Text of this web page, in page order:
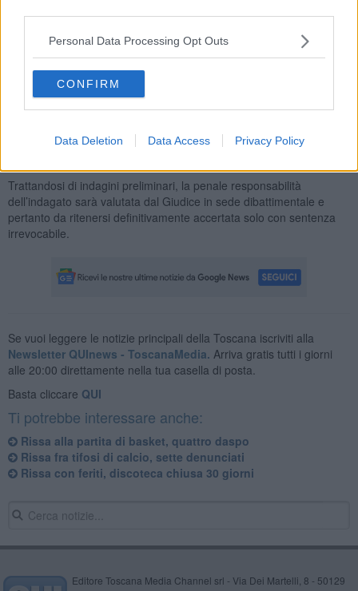
Personal Data Processing Opt Outs
CONFIRM
Data Deletion Data Access Privacy Policy
ma che in realtà dalle offese si è poi passati ad un’aggressione
reciproca vera e propria.
Le indagini condotte dalla Stazione Carabinieri di Montenero hanno
fatto emergere il coinvolgimento attivo di tre persone che, nel
partecipare pubblicamente all violenta contesa, avrebbero messo in
dei figli minori, e sono stati quindi denunciati in stato di libertà per il
Trattandosi di indagini preliminari, la penale responsabilità
dell’indagato sarà valutata dal Giudice in sede dibattimentale e
pertanto da ritenersi definitivamente accertata solo con sentenza
irrevocabile.
Se vuoi leggere le notizie principali della Toscana iscriviti alla
Newsletter QUInews - ToscanaMedia. Arriva gratis tutti i giorni
alle 20:00 direttamente nella tua casella di posta.
Basta cliccare QUI
Ti potrebbe interessare anche:
Rissa alla partita di basket, quattro daspo
Rissa fra tifosi di calcio, sette denunciati
Rissa con feriti, discoteca chiusa 30 giorni
Editore Toscana Media Channel srl - Via Dei Martelli, 8 - 50129